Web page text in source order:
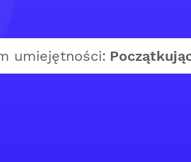
umiejętności: